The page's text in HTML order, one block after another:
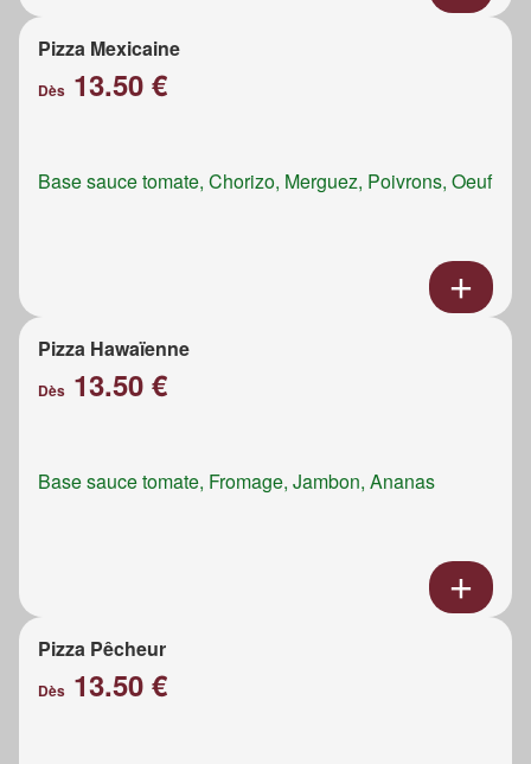
Pizza Mexicaine
Dès 13.50 €
Base sauce tomate, Chorizo, Merguez, Poivrons, Oeuf
Pizza Hawaïenne
Dès 13.50 €
Base sauce tomate, Fromage, Jambon, Ananas
Pizza Pêcheur
Dès 13.50 €